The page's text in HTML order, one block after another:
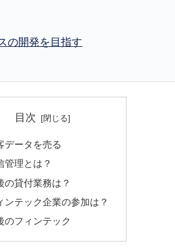
の開発を目指す
目次
データを売る
管理とは？
の貸付業務は？
ンテック企業の参加は？
のフィンテック